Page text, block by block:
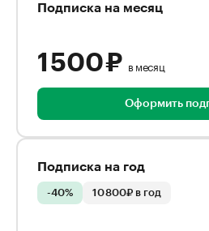
Подписка на месяц
1 500 ₽ в месяц
Оформить
Подписка на год
-40% 10 800₽ в год